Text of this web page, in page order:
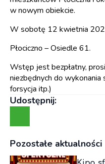
w nowym obiekcie.
W sobotę 12 kwietnia
Płociczno – Osiedle 61.
Wstęp jest bezpłatny,
niezbędnych do
forsycja itp.)
Udostępnij:
Pozostałe aktualności